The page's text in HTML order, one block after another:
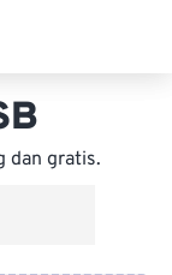
dan gratis.